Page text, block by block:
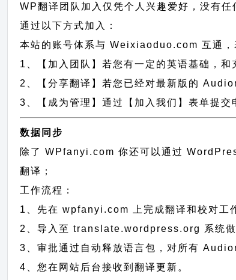
WP翻译团队加入仅凭个人兴趣爱好，没有
通过以下方式加入：
本站的账号体系与Weixiaoduo.com 互通，
1、【加入团队】若您有一定的英语基础，
2、【分享翻译】若您已经对最新版的
3、【成为管理】通过【加入我们】表单提
数据同步
除了 WPfanyi.com 你还可以通过
翻译；
工作流程：
1、先在 wpfanyi.com 上完成翻译和校对工
2、导入至 translate.wordpress.org 系统做
3、审批通过自动释放语言包，对所有
4、您在网站后台接收到翻译更新。